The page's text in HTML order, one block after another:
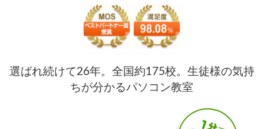
選ばれ続けて26年。全国約175校。生徒様の気持
ちが分かるパソコン教室